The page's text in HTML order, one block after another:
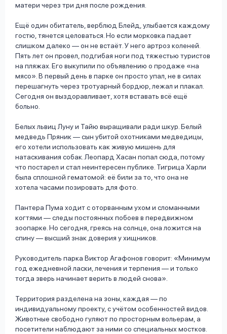
матери через три дня после рождения.
Ещё один обитатель, верблюд Блейд, улыбается каждому
гостю, тянется целоваться. Но если морковка падает
слишком далеко — он не встаёт. У него артроз коленей.
Пять лет он провел, подгибая ноги под тяжестью туристов
на пляжах. Его выкупили по объявлению о продаже «на
мясо». В первый день в парке он просто упал, не в силах
перешагнуть через тротуарный бордюр, лежал и плакал.
Сегодня он выздоравливает, хотя вставать всё ещё
больно.
Белых львиц Луну и Тайю выращивали ради шкур. Белый
медведь Пряник — сын убитой охотниками медведицы,
его хотели использовать как живую мишень для
натаскивания собак. Леопард Хасан попал сюда, потому
что постарел и стал неинтересен публике. Тигрица Харли
была сплошной гематомой: её били за то, что она не
хотела часами позировать для фото.
Пантера Пума ходит с оторванным ухом и сломанными
когтями — следы постоянных побоев в передвижном
зоопарке. Но сегодня, греясь на солнце, она ложится на
спину — высший знак доверия у хищников.
Руководитель парка Виктор Агафонов говорит: «Минимум
год ежедневной ласки, лечения и терпения — и только
тогда зверь начинает верить в людей снова».
Территория разделена на зоны, каждая — по
индивидуальному проекту, с учётом особенностей видов.
Животные свободно гуляют по просторным вольерам, а
посетители наблюдают за ними со специальных мостков.